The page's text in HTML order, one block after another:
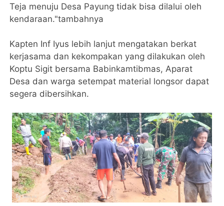
Teja menuju Desa Payung tidak bisa dilalui oleh
kendaraan."tambahnya
Kapten Inf Iyus lebih lanjut mengatakan berkat
kerjasama dan kekompakan yang dilakukan oleh
Koptu Sigit bersama Babinkamtibmas, Aparat
Desa dan warga setempat material longsor dapat
segera dibersihkan.